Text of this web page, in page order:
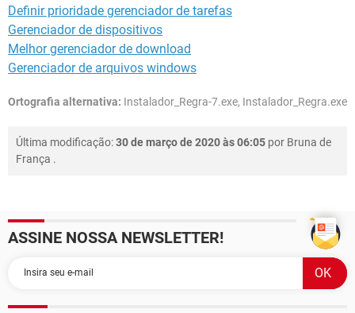
Definir prioridade gerenciador de tarefas
Gerenciador de dispositivos
Melhor gerenciador de download
Gerenciador de arquivos windows
Ortografia alternativa: Instalador_Regra-7.exe, Instalador_Regra.exe
Última modificação:30 de março de 2020 às 06:05 por Bruna de
França .
ASSINE NOSSA NEWSLETTER!